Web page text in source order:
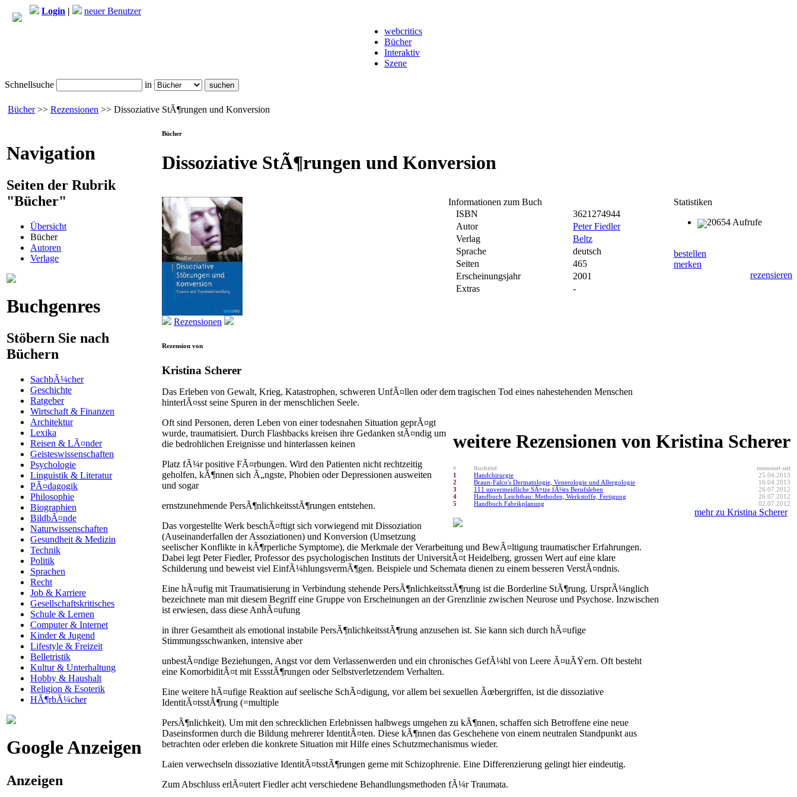
Login |
neuer Benutzer
webcritics
Bücher
Interaktiv
Szene
Schnellsuche in
Bücher>> Rezensionen >> Dissoziative StÃ¶rungen und Konversion
Navigation
Seiten der Rubrik
"Bücher"
Übersicht
Bücher
Autoren
Verlage
Buchgenres
Stöbern Sie nach
Büchern
SachbÃ¼cher
Geschichte
Ratgeber
Wirtschaft & Finanzen
Architektur
Lexika
Reisen & LÃ¤nder
Geisteswissenschaften
Psychologie
Linguistik & Literatur
PÃ¤dagogik
Philosophie
Biographien
BildbÃ¤nde
Naturwissenschaften
Gesundheit & Medizin
Technik
Politik
Sprachen
Recht
Job & Karriere
Gesellschaftskritisches
Schule & Lernen
Computer & Internet
Kinder & Jugend
Lifestyle & Freizeit
Belletristik
Kultur & Unterhaltung
Hobby & Haushalt
Religion & Esoterik
HÃ¶rbÃ¼cher
Google Anzeigen
Anzeigen
Bücher
Dissoziative StÃ¶rungen und Konversion
Statistiken
20654 Aufrufe
bestellen
merken
rezensieren
Informationen zum Buch
ISBN
3621274944
Autor
Peter Fiedler
Verlag
Beltz
Sprache
deutsch
Seiten
465
Erscheinungsjahr
2001
Extras
-
Rezensionen
Rezension von
Kristina Scherer
Das Erleben von Gewalt, Krieg, Katastrophen, schweren UnfÃ¤llen oder dem tragischen Tod eines nahestehenden Menschen
hinterlÃ¤sst seine Spuren in der menschlichen Seele.
weitere Rezensionen von Kristina Scherer
# rezensiert seit
Buchtitel
1 25.04.2013
Handchirurgie
2
16.04.2013
Braun-Falco's Dermatologie, Venerologie und Allergologie
3
26.07.2012
111 unvermeidliche SÃ¤tze fÃ¼rs Berufsleben
4
26.07.2012
Handbuch Leichtbau: Methoden, Werkstoffe, Fertigung
5
02.07.2012
Handbuch Fabrikplanung
mehr zu Kristina Scherer
Oft sind Personen, deren Leben von einer todesnahen Situation geprÃ¤gt
wurde, traumatisiert. Durch Flashbacks kreisen ihre Gedanken stÃ¤ndig um
die bedrohlichen Ereignisse und hinterlassen keinen
Platz fÃ¼r positive FÃ¤rbungen. Wird den Patienten nicht rechtzeitig
geholfen, kÃ¶nnen sich Ã„ngste, Phobien oder Depressionen ausweiten
und sogar
ernstzunehmende PersÃ¶nlichkeitsstÃ¶rungen entstehen.
Das vorgestellte Werk beschÃ¤ftigt sich vorwiegend mit Dissoziation
(Auseinanderfallen der Assoziationen) und Konversion (Umsetzung
seelischer Konflikte in kÃ¶rperliche Symptome), die Merkmale der Verarbeitung und BewÃ¤ltigung traumatischer Erfahrungen.
Dabei legt Peter Fiedler, Professor des psychologischen Instituts der UniversitÃ¤t Heidelberg, grossen Wert auf eine klare
Schilderung und beweist viel EinfÃ¼hlungsvermÃ¶gen. Beispiele und Schemata dienen zu einem besseren VerstÃ¤ndnis.
Eine hÃ¤ufig mit Traumatisierung in Verbindung stehende PersÃ¶nlichkeitsstÃ¶rung ist die Borderline StÃ¶rung. UrsprÃ¼nglich
bezeichnete man mit diesem Begriff eine Gruppe von Erscheinungen an der Grenzlinie zwischen Neurose und Psychose. Inzwischen
ist erwiesen, dass diese AnhÃ¤ufung
in ihrer Gesamtheit als emotional instabile PersÃ¶nlichkeitsstÃ¶rung anzusehen ist. Sie kann sich durch hÃ¤ufige
Stimmungsschwanken, intensive aber
unbestÃ¤ndige Beziehungen, Angst vor dem Verlassenwerden und ein chronisches GefÃ¼hl von Leere Ã¤uÃŸern. Oft besteht
eine KomorbiditÃ¤t mit EssstÃ¶rungen oder Selbstverletzendem Verhalten.
Eine weitere hÃ¤ufige Reaktion auf seelische SchÃ¤digung, vor allem bei sexuellen Ãœbergriffen, ist die dissoziative
IdentitÃ¤tsstÃ¶rung (=multiple
PersÃ¶nlichkeit). Um mit den schrecklichen Erlebnissen halbwegs umgehen zu kÃ¶nnen, schaffen sich Betroffene eine neue
Daseinsformen durch die Bildung mehrerer IdentitÃ¤ten. Diese kÃ¶nnen das Geschehene von einem neutralen Standpunkt aus
betrachten oder erleben die konkrete Situation mit Hilfe eines Schutzmechanismus wieder.
Laien verwechseln dissoziative IdentitÃ¤tsstÃ¶rungen gerne mit Schizophrenie. Eine Differenzierung gelingt hier eindeutig.
Zum Abschluss erlÃ¤utert Fiedler acht verschiedene Behandlungsmethoden fÃ¼r Traumata.